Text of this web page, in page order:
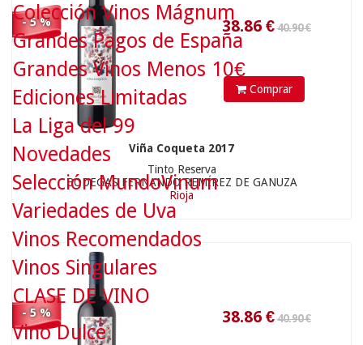
- 5 %
Comprar
Viña Coqueta 2017
Tinto Reserva
BODEGAS FERNANDO REMÍREZ DE GANUZA
Rioja
- 5 %
Colección Vinos Mágnum
Grandes Pagos de España
Grandes Vinos Menos 10€
Ediciones Limitadas
La Liga del 99
Novedades
Selección MundoVinum
Variedades de Uva
Vinos Recomendados
Vinos Singulares
CLASE DE VINO
Vino Dulce